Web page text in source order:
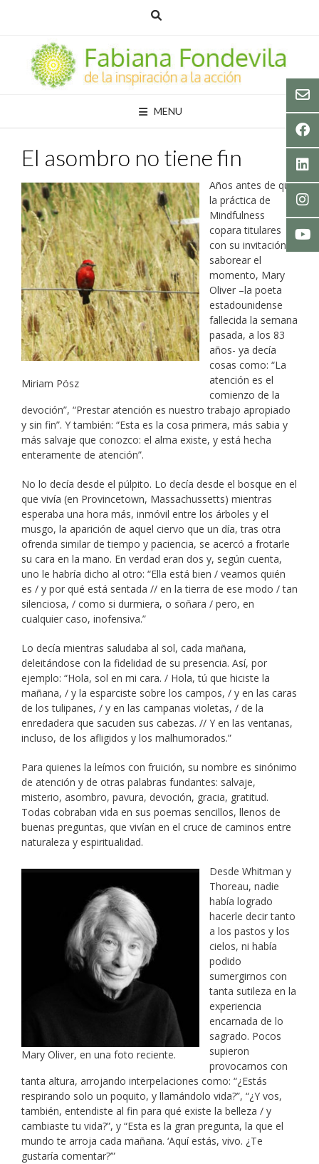
MENU
El asombro no tiene fin
Miriam Pösz
Años antes de que
la práctica de
Mindfulness
copara titulares
con su invitación a
saborear el
momento, Mary
Oliver –la poeta
estadounidense
fallecida la semana
pasada, a los 83
años- ya decía
cosas como: “La
atención es el
comienzo de la
devoción”, “Prestar atención es nuestro trabajo apropiado
y sin fin”. Y también: “Esta es la cosa primera, más sabia y
más salvaje que conozco: el alma existe, y está hecha
enteramente de atención”.
No lo decía desde el púlpito. Lo decía desde el bosque en el
que vivía (en Provincetown, Massachussetts) mientras
esperaba una hora más, inmóvil entre los árboles y el
musgo, la aparición de aquel ciervo que un día, tras otra
ofrenda similar de tiempo y paciencia, se acercó a frotarle
su cara en la mano. En verdad eran dos y, según cuenta,
uno le habría dicho al otro: “Ella está bien / veamos quién
es / y por qué está sentada // en la tierra de ese modo / tan
silenciosa, / como si durmiera, o soñara / pero, en
cualquier caso, inofensiva.”
Lo decía mientras saludaba al sol, cada mañana,
deleitándose con la fidelidad de su presencia. Así, por
ejemplo: “Hola, sol en mi cara. / Hola, tú que hiciste la
mañana, / y la esparciste sobre los campos, / y en las caras
de los tulipanes, / y en las campanas violetas, / de la
enredadera que sacuden sus cabezas. // Y en las ventanas,
incluso, de los afligidos y los malhumorados.”
Para quienes la leímos con fruición, su nombre es sinónimo
de atención y de otras palabras fundantes: salvaje,
misterio, asombro, pavura, devoción, gracia, gratitud.
Todas cobraban vida en sus poemas sencillos, llenos de
buenas preguntas, que vivían en el cruce de caminos entre
naturaleza y espiritualidad.
Mary Oliver, en una foto reciente.
Desde Whitman y
Thoreau, nadie
había logrado
hacerle decir tanto
a los pastos y los
cielos, ni había
podido
sumergirnos con
tanta sutileza en la
experiencia
encarnada de lo
sagrado. Pocos
supieron
provocarnos con
tanta altura, arrojando interpelaciones como: “¿Estás
respirando solo un poquito, y llamándolo vida?”, “¿Y vos,
también, entendiste al fin para qué existe la belleza / y
cambiaste tu vida?”, y “Esta es la gran pregunta, la que el
mundo te arroja cada mañana. ‘Aquí estás, vivo. ¿Te
gustaría comentar?’”